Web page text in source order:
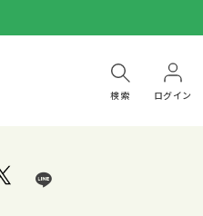
検索 ログイン